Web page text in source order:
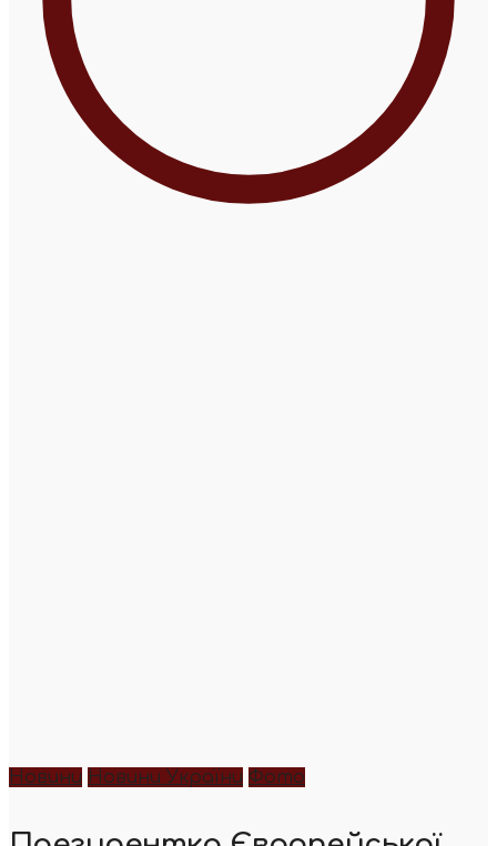
Новини Новини України Фото